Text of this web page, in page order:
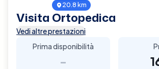
20.8 km
Visita Ortopedica
Vedi altre prestazioni
Prima disponibilità
-